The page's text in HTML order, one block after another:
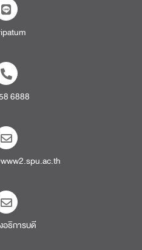
6888
อธิการบดี​